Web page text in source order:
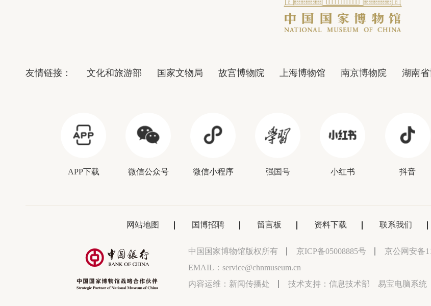
友情链接： 文化和旅游部 国家文物局 故宫博物院 上海博物馆 南京博物院 湖南
APP下载 微信公众号 微信小程序 强国号 小红书 抖音
网站地图 国博招聘 留言板 资料下载 联系我们
中国国家博物馆版权所有 京ICP备05008885号
京公网安备
EMAIL：service@chnmuseum.cn
内容运维：新闻传播处
技术支持： 信息技术部 易宝电脑系统